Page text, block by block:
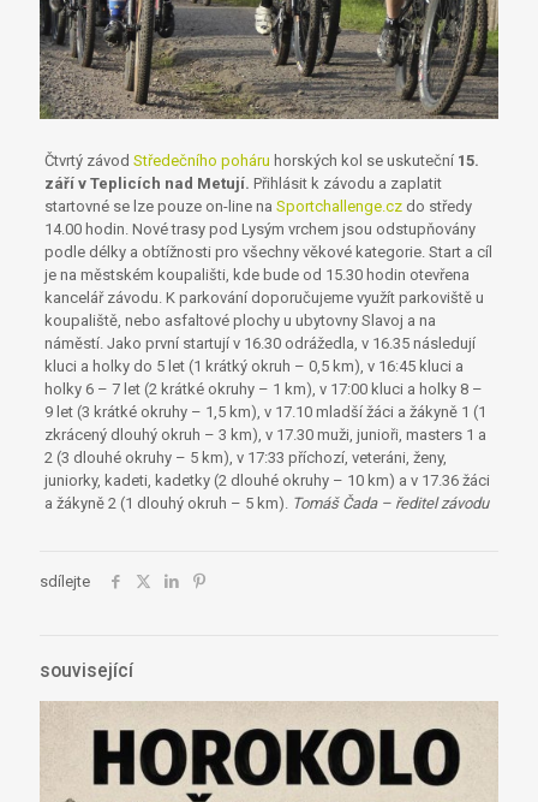
Čtvrtý závod Středečního poháru horských kol se uskuteční 15.
září v Teplicích nad Metují. Přihlásit k závodu a zaplatit
startovné se lze pouze on-line na Sportchallenge.czdo středy
14.00 hodin. Nové trasy pod Lysým vrchem jsou odstupňovány
podle délky a obtížnosti pro všechny věkové kategorie. Start a cíl
je na městském koupališti, kde bude od 15.30 hodin otevřena
kancelář závodu. K parkování doporučujeme využít parkoviště u
koupaliště, nebo asfaltové plochy u ubytovny Slavoj a na
náměstí. Jako první startují v 16.30 odrážedla, v 16.35 následují
kluci a holky do 5 let (1 krátký okruh – 0,5 km), v 16:45 kluci a
holky 6 – 7 let (2 krátké okruhy – 1 km), v 17:00 kluci a holky 8 –
9 let (3 krátké okruhy – 1,5 km), v 17.10 mladší žáci a žákyně 1 (1
zkrácený dlouhý okruh – 3 km), v 17.30 muži, junioři, masters 1 a
2 (3 dlouhé okruhy – 5 km), v 17:33 příchozí, veteráni, ženy,
juniorky, kadeti, kadetky (2 dlouhé okruhy – 10 km) a v 17.36 žáci
a žákyně 2 (1 dlouhý okruh – 5 km). Tomáš Čada – ředitel závodu
sdílejte
související